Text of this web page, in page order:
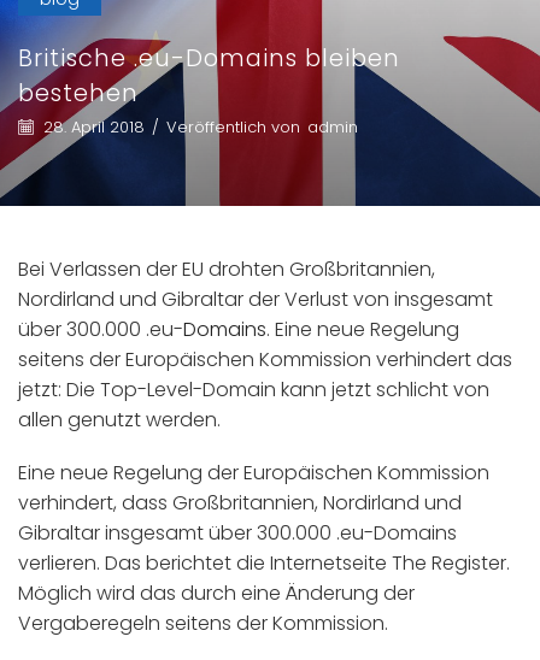
Britische .eu-Domains bleiben
bestehen
28. April 2018 / Veröffentlich von admin
Bei Verlassen der EU drohten Großbritannien,
Nordirland und Gibraltar der Verlust von insgesamt
über 300.000 .eu-Domains. Eine neue Regelung
seitens der Europäischen Kommission verhindert das
jetzt: Die Top-Level-Domain kann jetzt schlicht von
allen genutzt werden.
Eine neue Regelung der Europäischen Kommission
verhindert, dass Großbritannien, Nordirland und
Gibraltar insgesamt über 300.000 .eu-Domains
verlieren. Das berichtet die Internetseite The Register.
Möglich wird das durch eine Änderung der
Vergaberegeln seitens der Kommission.